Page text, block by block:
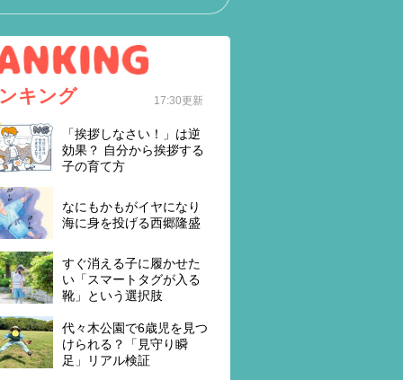
キング 17:30更新
「挨拶しなさい！」は逆
効果？ 自分から挨拶する
子の育て方
なにもかもがイヤになり
海に身を投げる西郷隆盛
すぐ消える子に履かせた
い「スマートタグが入る
靴」という選択肢
代々木公園で6歳児を見つ
けられる？「見守り瞬
足」リアル検証